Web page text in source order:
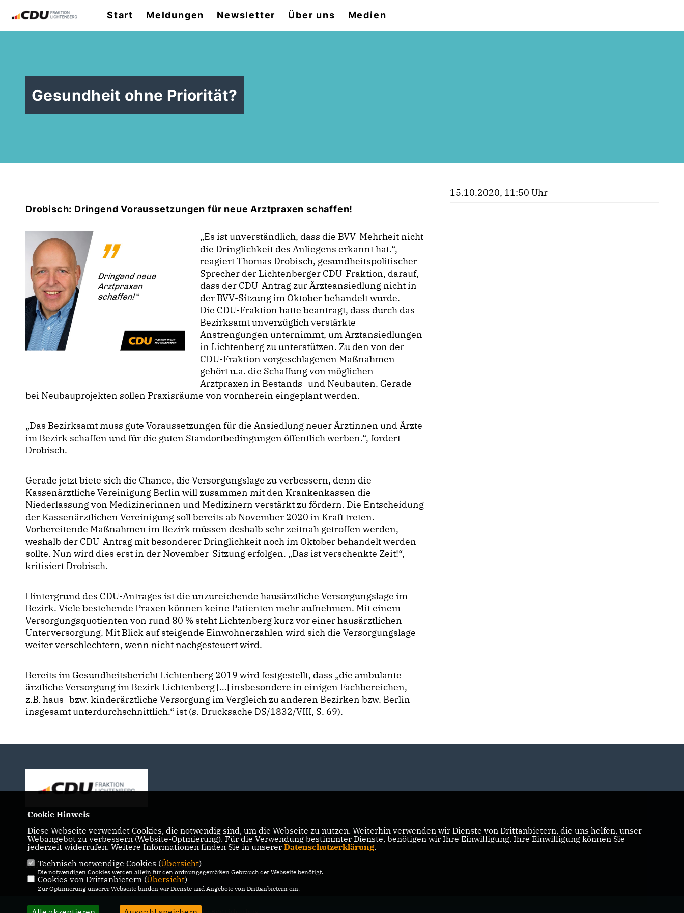
Start Meldungen Newsletter Über uns Medien
Gesundheit ohne Priorität?
Drobisch: Dringend Voraussetzungen für neue Arztpraxen schaffen!
Es ist unverständlich, dass die BVV-Mehrheit nicht
die Dringlichkeit des Anliegens erkannt hat.“,
reagiert Thomas Drobisch, gesundheitspolitischer
Sprecher der Lichtenberger CDU-Fraktion, darauf,
dass der CDU-Antrag zur Ärzteansiedlung nicht in
der BVV-Sitzung im Oktober behandelt wurde.
Die CDU-Fraktion hatte beantragt, dass durch das
Bezirksamt unverzüglich verstärkte
Anstrengungen unternimmt, um Arztansiedlungen
in Lichtenberg zu unterstützen. Zu den von der
CDU-Fraktion vorgeschlagenen Maßnahmen
gehört u.a. die Schaffung von möglichen
Arztpraxen in Bestands- und Neubauten. Gerade
bei Neubauprojekten sollen Praxisräume von vornherein eingeplant werden.
Das Bezirksamt muss gute Voraussetzungen für die Ansiedlung neuer Ärztinnen und Ärzte
im Bezirk schaffen und für die guten Standortbedingungen öffentlich werben.“, fordert
Drobisch.
Gerade jetzt biete sich die Chance, die Versorgungslage zu verbessern, denn die
Kassenärztliche Vereinigung Berlin will zusammen mit den Krankenkassen die
Niederlassung von Medizinerinnen und Medizinern verstärkt zu fördern. Die Entscheidung
der Kassenärztlichen Vereinigung soll bereits ab November 2020 in Kraft treten.
Vorbereitende Maßnahmen im Bezirk müssen deshalb sehr zeitnah getroffen werden,
weshalb der CDU-Antrag mit besonderer Dringlichkeit noch im Oktober behandelt werden
sollte. Nun wird dies erst in der November-Sitzung erfolgen. „Das ist verschenkte Zeit!“,
kritisiert Drobisch.
Hintergrund des CDU-Antrages ist die unzureichende hausärztliche Versorgungslage im
Bezirk. Viele bestehende Praxen können keine Patienten mehr aufnehmen. Mit einem
Versorgungsquotienten von rund 80 % steht Lichtenberg kurz vor einer hausärztlichen
Unterversorgung. Mit Blick auf steigende Einwohnerzahlen wird sich die Versorgungslage
weiter verschlechtern, wenn nicht nachgesteuert wird.
Bereits im Gesundheitsbericht Lichtenberg 2019 wird festgestellt, dass „die ambulante
ärztliche Versorgung im Bezirk Lichtenberg […] insbesondere in einigen Fachbereichen,
z.B. haus- bzw. kinderärztliche Versorgung im Vergleich zu anderen Bezirken bzw. Berlin
insgesamt unterdurchschnittlich.“ ist (s. Drucksache DS/1832/VIII, S. 69).
15.10.2020, 11:50 Uhr
IMPRESSUM DATENSCHUTZ KONTAKT
Cookie Hinweis
Diese Webseite verwendet Cookies, die notwendig sind, um die Webseite zu nutzen. Weiterhin verwenden wir Dienste von Drittanbietern, die uns helfen, unser
Webangebot zu verbessern (Website-Optmierung). Für die Verwendung bestimmter Dienste, benötigen wir Ihre Einwilligung. Ihre Einwilligung können Sie
jederzeit widerrufen. Weitere Informationen finden Sie in unserer Datenschutzerklärung.
Technisch notwendige Cookies (Übersicht)
Die notwendigen Cookies werden allein für den ordnungsgemäßen Gebrauch der Webseite benötigt.
Cookies von Drittanbietern (Übersicht)
Zur Optimierung unserer Webseite binden wir Dienste und Angebote von Drittanbietern ein.